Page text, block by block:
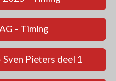
- Timing
Pieters deel 1